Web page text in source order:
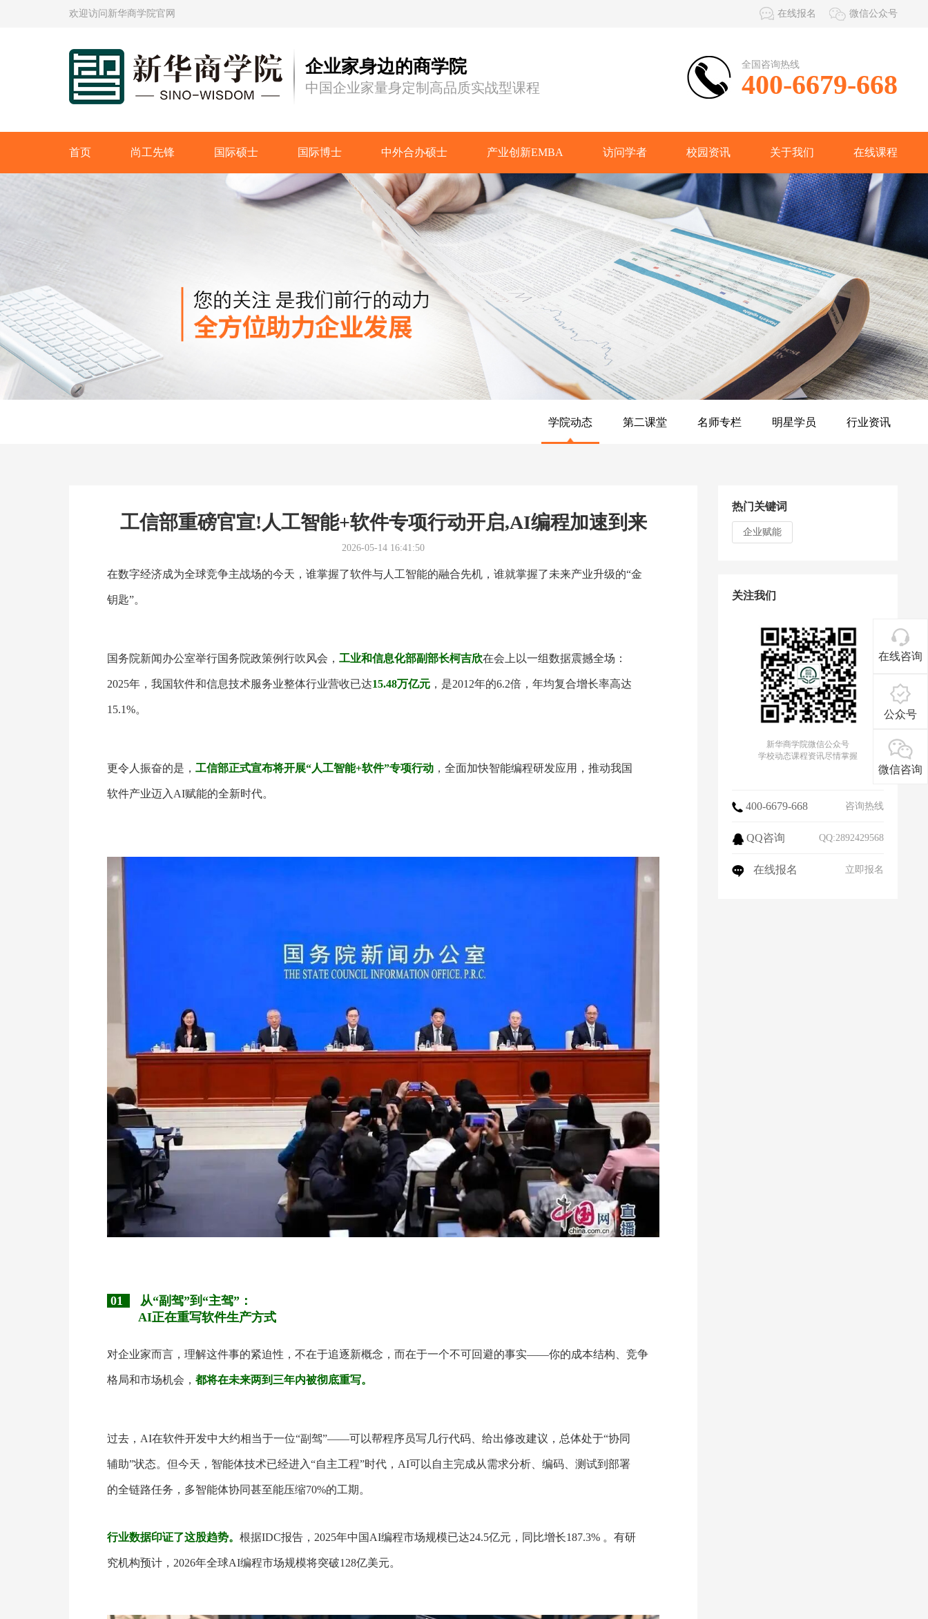
欢迎访问新华商学院官网 在线报名 微信公众号
企业家身边的商学院
中国企业家量身定制高品质实战型课程
全国咨询热线
400-6679-668
首页 尚工先锋 国际硕士 国际博士 中外合办硕士 产业创新EMBA 访问学者 校园资讯 关于我们 在线课程
学院动态 第二课堂 名师专栏 明星学员 行业资讯
工信部重磅官宣!人工智能+软件专项行动开启,AI编程加速到来
2026-05-14 16:41:50
在数字经济成为全球竞争主战场的今天，谁掌握了软件与人工智能的融合先机，谁就掌握了未来产业升级的“金
钥匙”。
国务院新闻办公室举行国务院政策例行吹风会， 工业和信息化部副部长柯吉欣在会上以一组数据震撼全场：
2025年，我国软件和信息技术服务业整体行业营收已达15.48万亿元 ，是2012年的6.2倍，年均复合增长率高达
15.1%。
更令人振奋的是， 工信部正式宣布将开展“人工智能+软件”专项行动 ，全面加快智能编程研发应用，推动我国
软件产业迈入AI赋能的全新时代。
01
从“副驾”到“主驾”：
AI正在重写软件生产方式
对企业家而言，理解这件事的紧迫性，不在于追逐新概念，而在于一个不可回避的事实——你的成本结构、竞争
格局和市场机会， 都将在未来两到三年内被彻底重写。
过去，AI在软件开发中大约相当于一位“副驾”——可以帮程序员写几行代码、给出修改建议，总体处于“协同
辅助”状态。但今天，智能体技术已经进入“自主工程”时代，AI可以自主完成从需求分析、编码、测试到部署
的全链路任务，多智能体协同甚至能压缩70%的工期。
行业数据印证了这股趋势。 根据IDC报告，2025年中国AI编程市场规模已达24.5亿元，同比增长187.3% 。有研
究机构预计，2026年全球AI编程市场规模将突破128亿美元。
热门关键词
企业赋能
关注我们
新华商学院微信公众号
学校动态课程资讯尽情掌握
400-6679-668 咨询热线
QQ咨询 QQ:2892429568
在线报名 立即报名
在线咨询
公众号
微信咨询